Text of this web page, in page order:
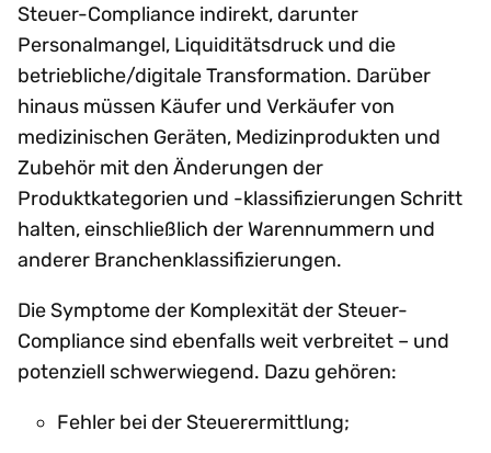
Steuer-Compliance indirekt, darunter
Personalmangel, Liquiditätsdruck und die
betriebliche/digitale Transformation. Darüber
hinaus müssen Käufer und Verkäufer von
medizinischen Geräten, Medizinprodukten und
Zubehör mit den Änderungen der
Produktkategorien und -klassifizierungen Schritt
halten, einschließlich der Warennummern und
anderer Branchenklassifizierungen.
Die Symptome der Komplexität der Steuer-
Compliance sind ebenfalls weit verbreitet – und
potenziell schwerwiegend. Dazu gehören:
Fehler bei der Steuerermittlung;